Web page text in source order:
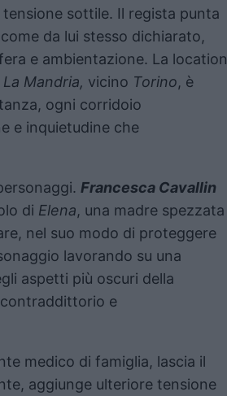
sottile. Il regista punta
da lui stesso dichiarato,
e ambientazione. La location
Mandria, vicino Torino, è
ogni corridoio
e inquietudine che
Francesca Cavallin
di Elena, una madre spezzata
nel suo modo di proteggere
lavorando su una
aspetti più oscuri della
e
medico di famiglia, lascia il
aggiunge ulteriore tensione